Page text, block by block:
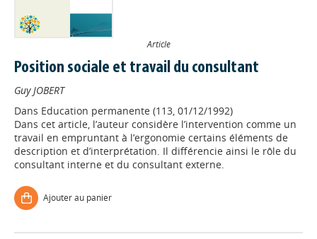
Article
Position sociale et travail du consultant
Guy JOBERT
Dans Education permanente (113, 01/12/1992)
Dans cet article, l’auteur considère l’intervention comme un
travail en empruntant à l’ergonomie certains éléments de
description et d’interprétation. Il différencie ainsi le rôle du
consultant interne et du consultant externe.
Ajouter au panier